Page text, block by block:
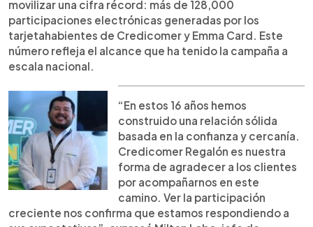
movilizar una cifra récord: más de 128,000
participaciones electrónicas generadas por los
tarjetahabientes de Credicomer y Emma Card. Este
número refleja el alcance que ha tenido la campaña a
escala nacional.
“En estos 16 años hemos
construido una relación sólida
basada en la confianza y cercanía.
Credicomer Regalón es nuestra
forma de agradecer a los clientes
por acompañarnos en este
camino. Ver la participación
creciente nos confirma que estamos respondiendo a